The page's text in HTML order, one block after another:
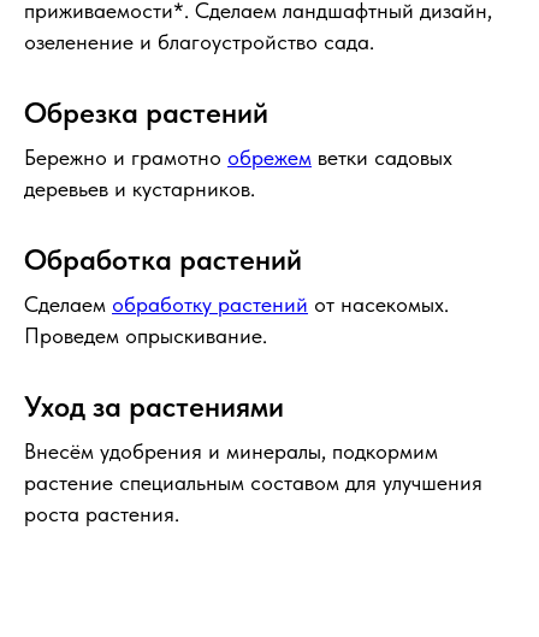
приживаемости*. Сделаем ландшафтный дизайн,
озеленение и благоустройство сада.
Обрезка растений
Бережно и грамотно обрежем ветки садовых
деревьев и кустарников.
Обработка растений
Сделаем обработку растений от насекомых.
Проведем опрыскивание.
Уход за растениями
Внесём удобрения и минералы, подкормим
растение специальным составом для улучшения
роста растения.